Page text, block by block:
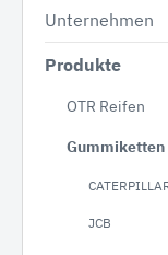
Unternehmen
Produkte
OTR Reifen
JCB